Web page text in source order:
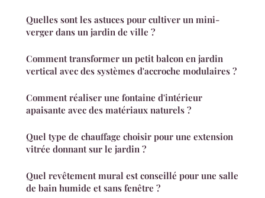
Quelles sont les astuces pour cultiver un mini-
verger dans un jardin de ville ?
Comment transformer un petit balcon en jardin
vertical avec des systèmes d'accroche modulaires ?
Comment réaliser une fontaine d'intérieur
apaisante avec des matériaux naturels ?
Quel type de chauffage choisir pour une extension
vitrée donnant sur le jardin ?
Quel revêtement mural est conseillé pour une salle
de bain humide et sans fenêtre ?